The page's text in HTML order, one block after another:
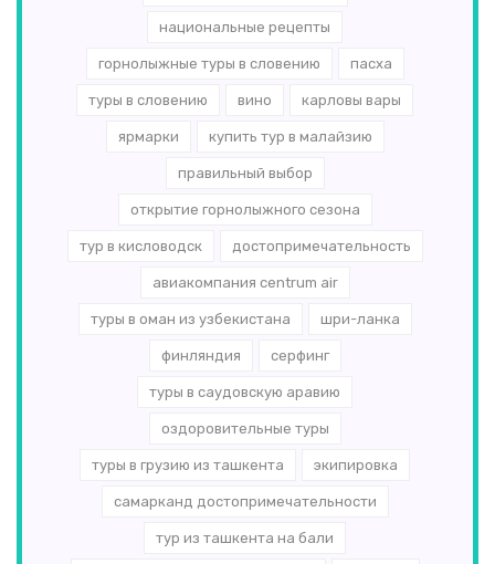
национальные рецепты
горнолыжные туры в словению пасха
туры в словению вино карловы вары
ярмарки купить тур в малайзию
правильный выбор
открытие горнолыжного сезона
тур в кисловодск достопримечательность
авиакомпания centrum air
туры в оман из узбекистана шри-ланка
финляндия серфинг
туры в саудовскую аравию
оздоровительные туры
туры в грузию из ташкента экипировка
самарканд достопримечательности
тур из ташкента на бали